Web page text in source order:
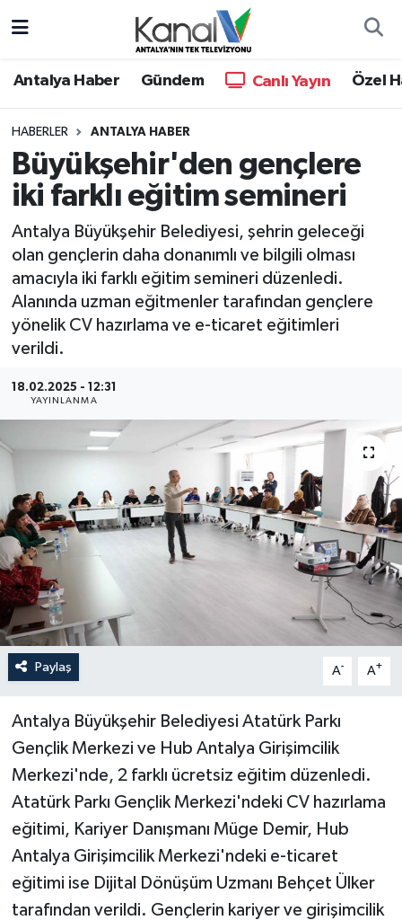
Antalya Haber Gündem Canlı Yayın Özel
HABERLER ANTALYA HABER
Büyükşehir'den gençlere
iki farklı eğitim semineri
Antalya Büyükşehir Belediyesi, şehrin geleceği
olan gençlerin daha donanımlı ve bilgili olması
amacıyla iki farklı eğitim semineri düzenledi.
Alanında uzman eğitmenler tarafından gençlere
yönelik CV hazırlama ve e-ticaret eğitimleri
verildi.
18.02.2025 - 12:31
YAYINLANMA
Paylaş A- A+
Antalya Büyükşehir Belediyesi Atatürk Parkı
Gençlik Merkezi ve Hub Antalya Girişimcilik
Merkezi'nde, 2 farklı ücretsiz eğitim düzenledi.
Atatürk Parkı Gençlik Merkezi'ndeki CV hazırlama
eğitimi, Kariyer Danışmanı Müge Demir, Hub
Antalya Girişimcilik Merkezi'ndeki e-ticaret
eğitimi ise Dijital Dönüşüm Uzmanı Behçet Ülker
tarafından verildi. Gençlerin kariyer ve girişimcilik
Antalya Haber
Dünya
Eğitim
Ekonomi
Gündem
Günün Manşetleri
Haber Kuşakları
Haberler
Kültür Sanat
Magazin
Öğle Bülteni
Sağlık
Sosyal medya
Spor
Teknoloji
Televizyon
Hava Durumu
Trafik Durumu
Süper Lig Puan Durumu ve Fikstür
Tüm Manşetler
Son Dakika Haberleri
Haber Arşivi